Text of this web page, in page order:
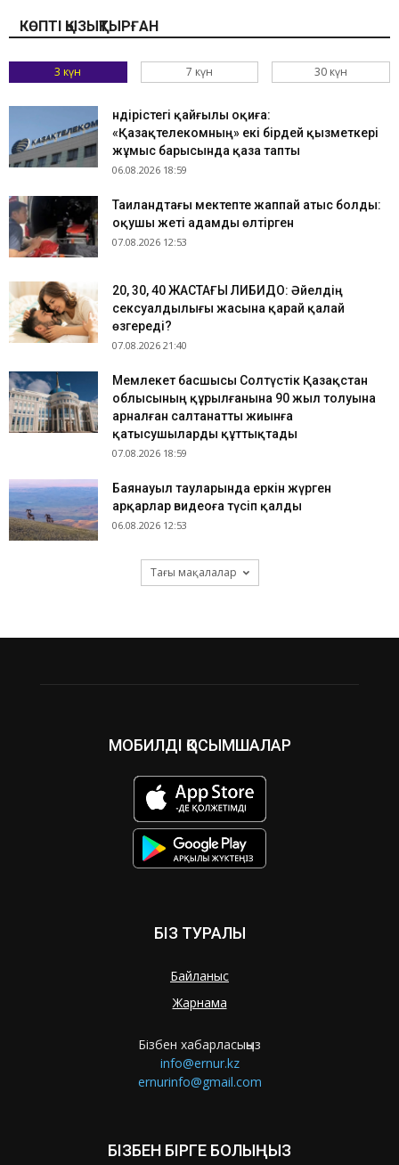
КӨПТІ ҚЫЗЫҚТЫРҒАН
3 күн 7 күн 30 күн
Өндірістегі қайғылы оқиға:
«Қазақтелекомның» екі бірдей қызметкері
жұмыс барысында қаза тапты
06.08.2026 18:59
Таиландтағы мектепте жаппай атыс болды:
оқушы жеті адамды өлтірген
07.08.2026 12:53
​20, 30, 40 ЖАСТАҒЫ ЛИБИДО: Әйелдің
сексуалдылығы жасына қарай қалай
өзгереді?
07.08.2026 21:40
Мемлекет басшысы Солтүстік Қазақстан
облысының құрылғанына 90 жыл толуына
арналған салтанатты жиынға
қатысушыларды құттықтады
07.08.2026 18:59
Баянауыл тауларында еркін жүрген
арқарлар видеоға түсіп қалды
06.08.2026 12:53
Тағы мақалалар
МОБИЛДІ ҚОСЫМШАЛАР
БІЗ ТУРАЛЫ
Байланыс
Жарнама
Бізбен хабарласыңыз
info@ernur.kz
ernurinfo@gmail.com
БІЗБЕН БІРГЕ БОЛЫҢЫЗ